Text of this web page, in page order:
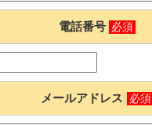
電話番号 必須
メールアドレス 必須